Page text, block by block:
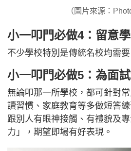
（圖片來源：
小一叩門必做4：留意
不少學校特別是傳統名校均需
小一叩門必做5：為面
無論叩那一所學校，都可針對
讀習慣、家庭教育等多做短答
跟別人有眼神接觸、有禮貌及
力」，期望即場有好表現。